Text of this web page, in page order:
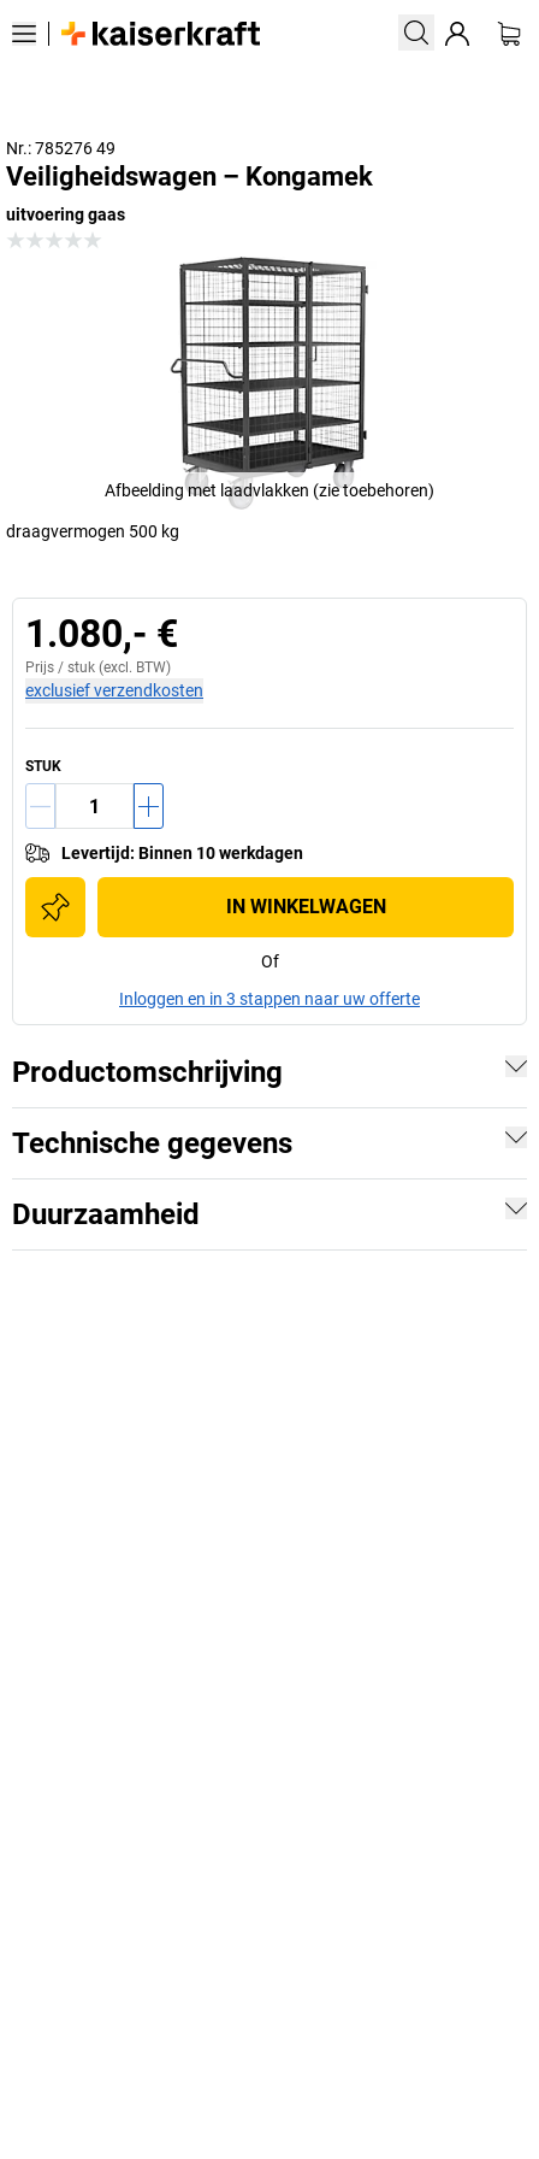
Nr.: 785276 49
Veiligheidswagen – Kongamek
uitvoering gaas
Afbeelding met laadvlakken (zie toebehoren)
draagvermogen 500 kg
1.080,- €
Prijs / stuk (excl. BTW)
exclusief verzendkosten
STUK
Levertijd: Binnen 10 werkdagen
IN WINKELWAGEN
Of
Inloggen en in 3 stappen naar uw offerte
Productomschrijving
Technische gegevens
Duurzaamheid